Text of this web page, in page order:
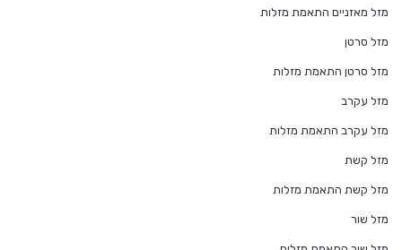
מזל מאזניים התאמת מזלות
מזל סרטן
מזל סרטן התאמת מזלות
מזל עקרב
מזל עקרב התאמת מזלות
מזל קשת
מזל קשת התאמת מזלות
מזל שור